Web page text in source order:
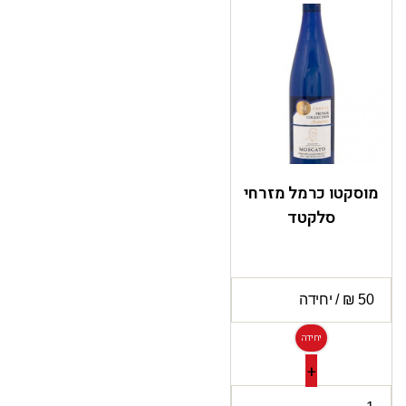
מוסקטו כרמל מזרחי
סלקטד
יחידה
+